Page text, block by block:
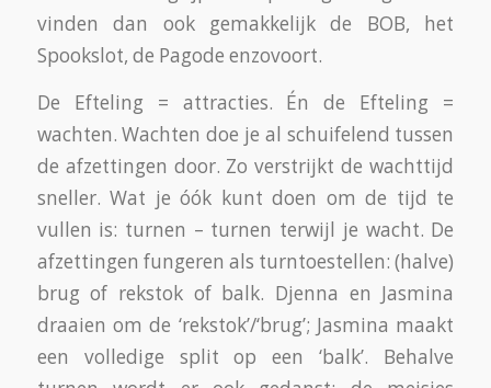
Ahmad en Mustafa, de vaders, te voorschijn
komen.
dat het tijd is om naar huis te gaan. We
verzamelen ons bij de uitgang. De
plattegronden hebben goed dienst gedaan. En
doen trouwens nog steeds dienst: nu er geen
‘rekstokken’, ‘bruggen’ of ‘balken’ in de buurt
zijn, vermaken de jonge dames zich met de
plattegronden: openvouwen – dichtvouwen –
openvouwen…
De jongste, Jasmina, moet ik helpen bij dit